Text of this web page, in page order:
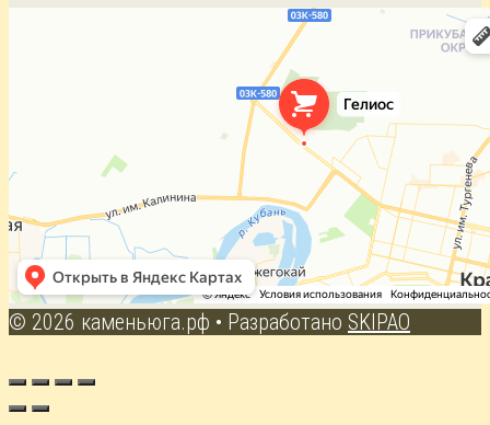
© 2026 каменьюга.рф • Разработано SKIPAO